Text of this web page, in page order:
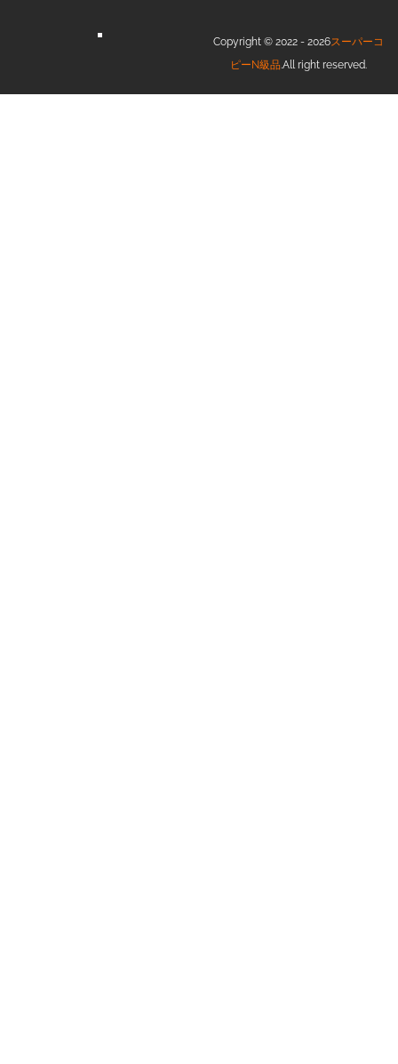
Copyright © 2022 - 2026スーパーコ
ピーN級品.All right reserved.